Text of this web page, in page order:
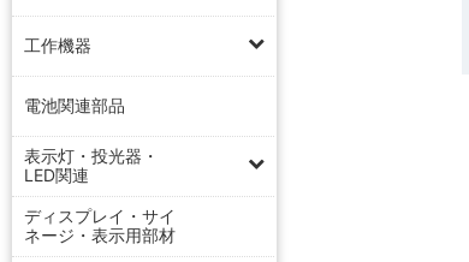
工作機器
電池関連部品
表示灯・投光器・
LED関連
ディスプレイ・サイ
ネージ・表示用部材